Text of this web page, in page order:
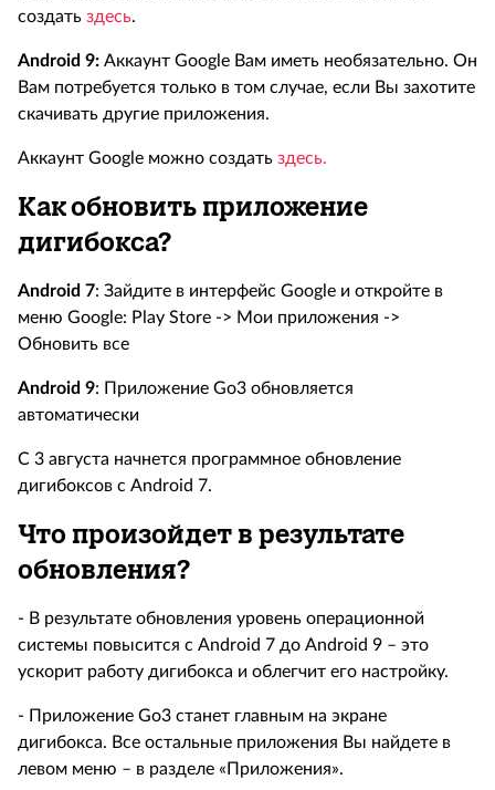
создать здесь.
Android 9: Аккаунт Google Вам иметь необязательно. Он
Вам потребуется только в том случае, если Вы захотите
скачивать другие приложения.
Аккаунт Google можно создать здесь.
Как обновить приложение
дигибокса?
Android 7: Зайдите в интерфейс Google и откройте в
меню Google: Play Store -> Мои приложения ->
Обновить все
Android 9: Приложение Go3 обновляется
автоматически
С 3 августа начнется программное обновление
дигибоксов с Android 7.
Что произойдет в результате
обновления?
- В результате обновления уровень операционной
системы повысится с Android 7 до Android 9 – это
ускорит работу дигибокса и облегчит его настройку.
- Приложение Go3 станет главным на экране
дигибокса. Все остальные приложения Вы найдете в
левом меню – в разделе «Приложения».